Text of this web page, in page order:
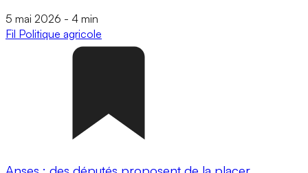
5 mai 2026 - 4 min
Fil Politique agricole
Anses : des députés proposent de la placer